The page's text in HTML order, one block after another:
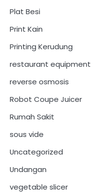
Plat Besi
Print Kain
Printing Kerudung
restaurant equipment
reverse osmosis
Robot Coupe Juicer
Rumah Sakit
sous vide
Uncategorized
Undangan
vegetable slicer